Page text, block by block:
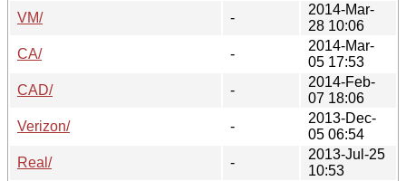
VM/
-
2014-Mar-
28 10:06
CA/
-
2014-Mar-
05 17:53
CAD/
-
2014-Feb-
07 18:06
Verizon/
-
2013-Dec-
05 06:54
Real/
-
2013-Jul-25
10:53